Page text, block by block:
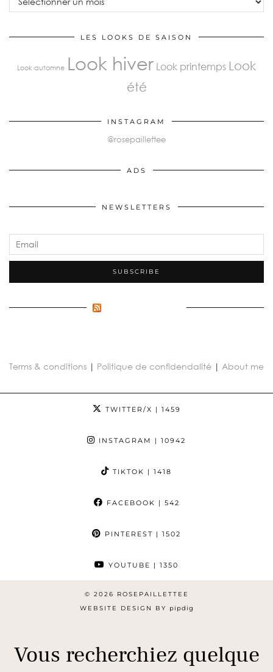
LES LOOKS DE SAISON
Look automne Look hiver Look printemps Look
été
INSTAGRAM
@rosepaillettee
ADS
NEWSLETTERS
Terms & conditions | Politique de confidendalité | About me
TWITTER/X | 1459
INSTAGRAM | 10942
TIKTOK | 1418
FACEBOOK | 542
PINTEREST | 1502
YOUTUBE | 1350
© 2026
ROSEPAILLETTEE
WEBSITE DESIGN BY
pipdig
Vous recherchiez quelque